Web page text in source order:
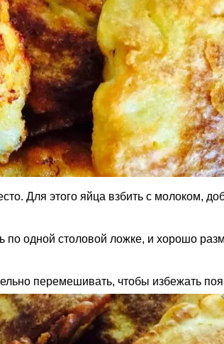
Для этого яйца взбить с молоком,
по одной столовой ложке, и хорошо
перемешивать, чтобы избежать